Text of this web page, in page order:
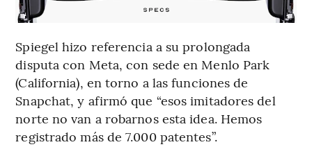
Spiegel hizo referencia a su prolongada
disputa con Meta, con sede en Menlo Park
(California), en torno a las funciones de
Snapchat, y afirmó que “esos imitadores del
norte no van a robarnos esta idea. Hemos
registrado más de 7.000 patentes”.